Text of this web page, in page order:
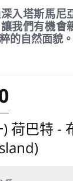
入塔斯馬尼
我們有機會
的自然面貌。
荷巴特 -